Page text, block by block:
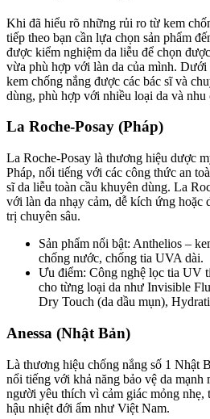
Khi đã hiểu rõ những rủi ro từ kem
tiếp theo bạn cần lựa chọn sản phẩm
được kiểm nghiệm da liễu để chọn
vừa phù hợp với làn da của mình.
kem chống nắng được các bác sĩ và
dùng, phù hợp với nhiều loại da và nhu
La Roche-Posay (Pháp)
La Roche-Posay là thương hiệu dược
Pháp, nổi tiếng với các công thức an
sĩ da liễu toàn cầu khuyên dùng. La
với làn da nhạy cảm, dễ kích ứng hoặc
trị chuyên sâu.
Sản phẩm nổi bật: Anthelios –
chống nước, chống tia UVA dài.
Ưu điểm: Công nghệ lọc tia UV
cho từng loại da như Invisible
Dry Touch (da dầu mụn),
Anessa (Nhật Bản)
Là thương hiệu chống nắng số 1 Nhật
nổi tiếng với khả năng bảo vệ da mạnh
người yêu thích vì cảm giác mỏng nhẹ,
hậu nhiệt đới ẩm như Việt Nam.